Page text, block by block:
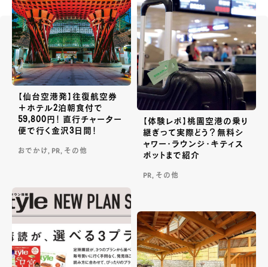
【仙台空港発】往復航空券
＋ホテル2泊朝食付で
59,800円！ 直行チャーター
便で行く金沢3日間！
おでかけ, PR, その他
【体験レポ】桃園空港の乗り
継ぎって実際どう？無料シ
ャワー・ラウンジ・キティス
ポットまで紹介
PR, その他